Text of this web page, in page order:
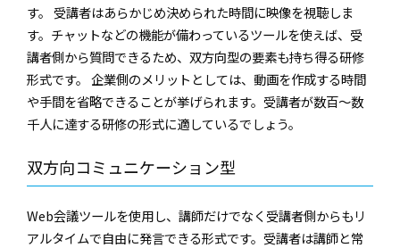
す。 受講者はあらかじめ決められた時間に映像を視聴しま
す。チャットなどの機能が備わっているツールを使えば、受
講者側から質問できるため、双方向型の要素も持ち得る研修
形式です。 企業側のメリットとしては、動画を作成する時間
や手間を省略できることが挙げられます。受講者が数百～数
千人に達する研修の形式に適しているでしょう。
双方向コミュニケーション型
Web会議ツールを使用し、講師だけでなく受講者側からもリ
アルタイムで自由に発言できる形式です。受講者は講師と常